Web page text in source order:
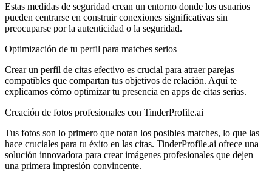
Estas medidas de seguridad crean un entorno donde los usuarios
pueden centrarse en construir conexiones significativas sin
preocuparse por la autenticidad o la seguridad.
Optimización de tu perfil para matches serios
Crear un perfil de citas efectivo es crucial para atraer parejas
compatibles que compartan tus objetivos de relación. Aquí te
explicamos cómo optimizar tu presencia en apps de citas serias.
Creación de fotos profesionales con TinderProfile.ai
Tus fotos son lo primero que notan los posibles matches, lo que las
hace cruciales para tu éxito en las citas. TinderProfile.ai ofrece una
solución innovadora para crear imágenes profesionales que dejen
una primera impresión convincente.